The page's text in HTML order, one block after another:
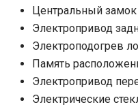
Центральный замок
Электропривод
Электроподогрев
Память
Электропривод
Электрические